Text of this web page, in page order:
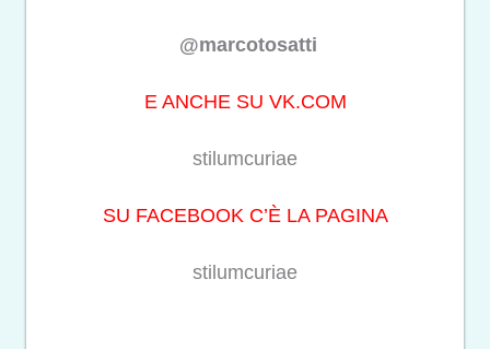
@marcotosatti
E ANCHE SU VK.COM
stilumcuriae
SU FACEBOOK C’È LA PAGINA
stilumcuriae